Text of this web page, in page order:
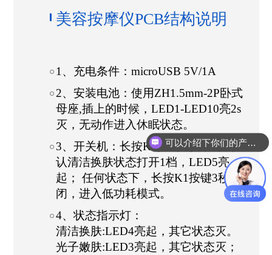
美容按摩仪PCB结构说明
1、充电条件：microUSB 5V/1A
2、安装电池：使用ZH1.5mm-2P卧式
母座,插上的时候，LED1-LED10亮2s
灭，无动作进入休眠状态。
3、开关机：长按K1按键3秒开机，默
认清洁换肤状态打开1档，LED5亮
起； 任何状态下，长按K1按键3秒关
闭，进入低功耗模式。
4、状态指示灯：
清洁换肤:LED4亮起，其它状态灭。
光子嫩肤:LED3亮起，其它状态灭；
可以介绍下你们的产品么？